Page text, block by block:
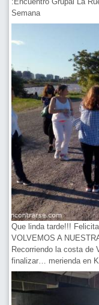
Semana
Que linda tarde!!!
VOLVEMOS A
Recorriendo la costa de
finalizar… merienda en